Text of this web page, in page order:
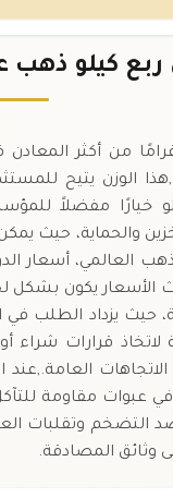
١٢ ,٥٠٠ .٠٠
كيلو ذهب عيار ٢٤ في
بنسبة نقاء ١٠٠% (عيار
خيارًا مفضلاً
والحماية، حيث
العالمي، أسعار
الأسعار يكون
تقلبات موسمية، حيث
لاتخاذ قرارات
الاتجاهات
في عبوات مقاومة
التضخم وتقلبات
المصادقة.